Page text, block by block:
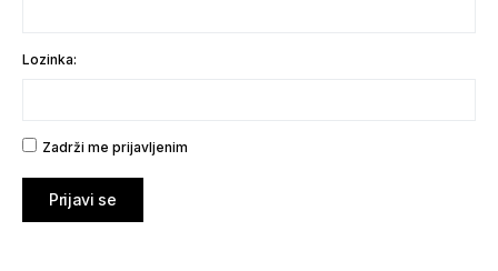
Lozinka:
Zadrži me prijavljenim
Prijavi se